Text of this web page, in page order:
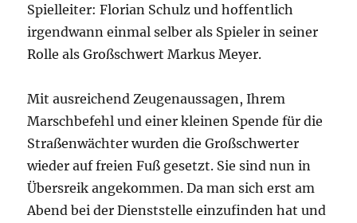
Spielleiter: Florian Schulz und hoffentlich
irgendwann einmal selber als Spieler in seiner
Rolle als Großschwert Markus Meyer.
Mit ausreichend Zeugenaussagen, Ihrem
Marschbefehl und einer kleinen Spende für die
Straßenwächter wurden die Großschwerter
wieder auf freien Fuß gesetzt. Sie sind nun in
Übersreik angekommen. Da man sich erst am
Abend bei der Dienststelle einzufinden hat und